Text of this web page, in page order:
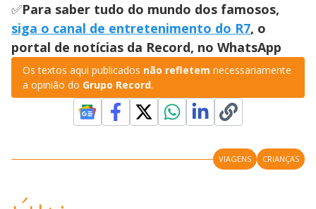
✅Para saber tudo do mundo dos famosos,
siga o canal de entretenimento do R7, o
portal de notícias da Record, no WhatsApp
Os textos aqui publicados não refletem necessariamente
a opinião do Grupo Record.
VIAGENS CRIANÇAS